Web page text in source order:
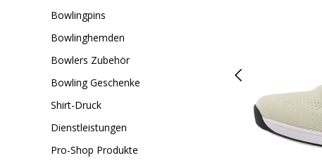
Bowlingpins
Bowlinghemden
Bowlers Zubehör
Bowling Geschenke
Shirt-Druck
Dienstleistungen
Pro-Shop Produkte